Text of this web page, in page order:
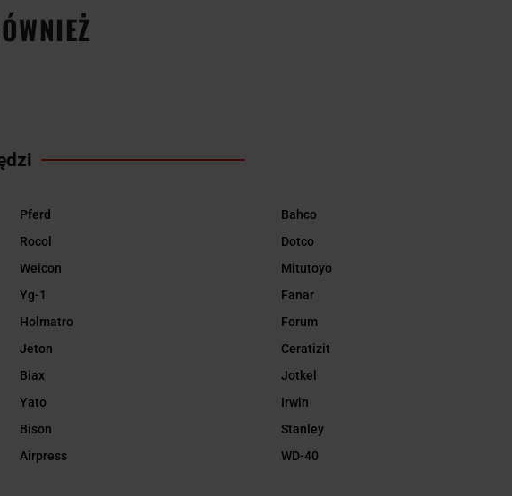
Pferd
Rocol
Weicon
Yg-1
Holmatro
Jeton
Biax
Yato
Bison
Airpress
Bahco
Dotco
Mitutoyo
Fanar
Forum
Ceratizit
Jotkel
Irwin
Stanley
WD-40